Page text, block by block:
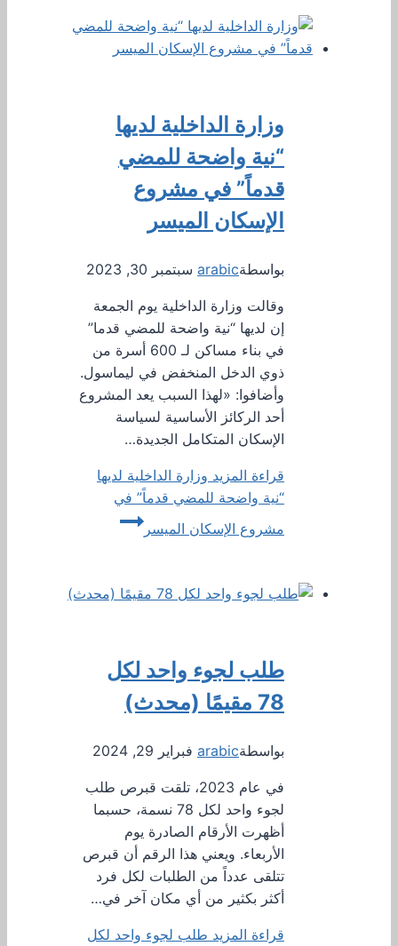
وزارة الداخلية لديها
“نية واضحة للمضي
قدماً” في مشروع
الإسكان الميسر
بواسطةarabic سبتمبر 30, 2023
وقالت وزارة الداخلية يوم الجمعة
إن لديها “نية واضحة للمضي قدما”
في بناء مساكن لـ 600 أسرة من
ذوي الدخل المنخفض في ليماسول.
وأضافوا: «لهذا السبب يعد المشروع
أحد الركائز الأساسية لسياسة
الإسكان المتكامل الجديدة…
قراءة المزيد وزارة الداخلية لديها
“نية واضحة للمضي قدماً” في
مشروع الإسكان الميسر
طلب لجوء واحد لكل
78 مقيمًا (محدث)
بواسطةarabic فبراير 29, 2024
في عام 2023، تلقت قبرص طلب
لجوء واحد لكل 78 نسمة، حسبما
أظهرت الأرقام الصادرة يوم
الأربعاء. ويعني هذا الرقم أن قبرص
تتلقى عدداً من الطلبات لكل فرد
أكثر بكثير من أي مكان آخر في…
قراءة المزيد طلب لجوء واحد لكل